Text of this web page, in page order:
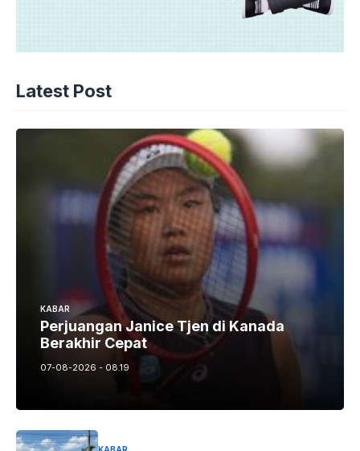
Latest Post
KABAR
Perjuangan Janice Tjen di Kanada
Berakhir Cepat
07-08-2026 - 08.19